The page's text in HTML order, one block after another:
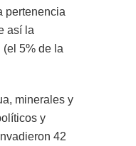
pertenencia
así la
5% de la
minerales y
y
42